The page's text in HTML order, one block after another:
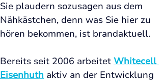
Sie plaudern sozusagen aus dem
Nähkästchen, denn was Sie hier zu
hören bekommen, ist brandaktuell.
Bereits seit 2006 arbeitet Whitecell
Eisenhuth aktiv an der Entwicklung